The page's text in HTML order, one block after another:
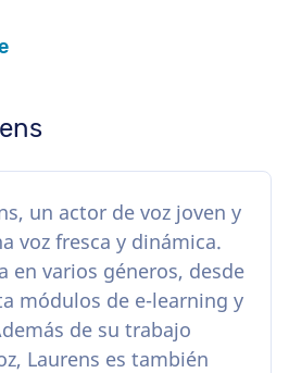
un actor de voz joven y
voz fresca y dinámica.
en varios géneros, desde
módulos de e-learning y
de su trabajo
Laurens es también